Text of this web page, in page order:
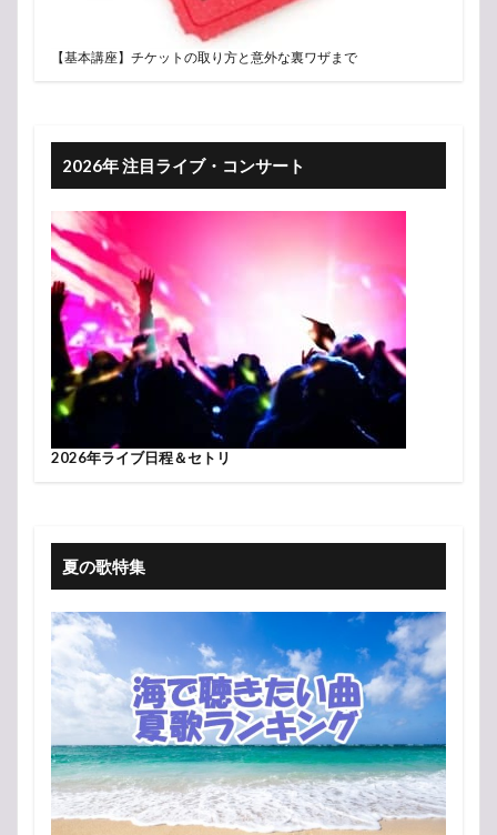
【基本講座】チケットの取り方と意外な裏ワザまで
2026年 注目ライブ・コンサート
2026年ライブ日程＆セトリ
夏の歌特集